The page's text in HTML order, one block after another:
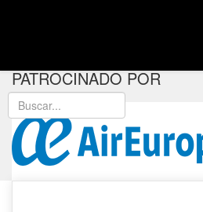
PATROCINADO POR